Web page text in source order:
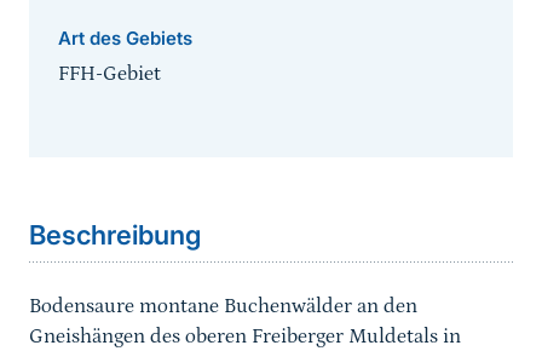
Art des Gebiets
FFH-Gebiet
Beschreibung
Bodensaure montane Buchenwälder an den
Gneishängen des oberen Freiberger Muldetals in